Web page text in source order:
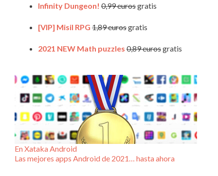
Infinity Dungeon! 0,99 eurosgratis
[VIP] Misil RPG 1,89 eurosgratis
2021 NEW Math puzzles 0,89 eurosgratis
En Xataka Android
Las mejores apps Android de 2021… hasta ahora